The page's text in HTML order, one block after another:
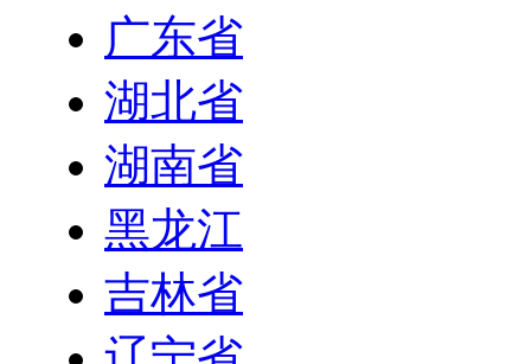
广东省
湖北省
湖南省
黑龙江
吉林省